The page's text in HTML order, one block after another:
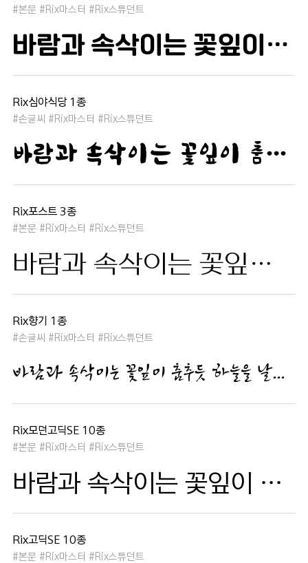
#본문 #Rix마스터 #Rix스튜던트
바람과 속삭이는 꽃잎이 춤추듯 하늘을 날아 새처럼 꿈은 자유롭고 별빛처럼 빛나 새벽의 고요함 속에서 겨울 눈처럼 순수한 열정은 봄을 부른다
Rix심야식당 1종
#손글씨 #Rix마스터 #Rix스튜던트
바람과 속삭이는 꽃잎이 춤추듯 하늘을 날아 새처럼 꿈은 자유롭고 별빛처럼 빛나 새벽의 고요함 속에서 겨울 눈처럼 순수한 열정은 봄을 부른다
Rix포스트 3종
#본문 #Rix마스터 #Rix스튜던트
바람과 속삭이는 꽃잎이 춤추듯 하늘을 날아 새처럼 꿈은 자유롭고 별빛처럼 빛나 새벽의 고요함 속에서 겨울 눈처럼 순수한 열정은 봄을 부른다
Rix향기 1종
#손글씨 #Rix마스터 #Rix스튜던트
바람과 속삭이는 꽃잎이 춤추듯 하늘을 날아 새처럼 꿈은 자유롭고 별빛처럼 빛나 새벽의 고요함 속에서 겨울 눈처럼 순수한 열정은 봄을 부른다
Rix모던고딕SE 10종
#본문 #Rix마스터 #Rix스튜던트
바람과 속삭이는 꽃잎이 춤추듯 하늘을 날아 새처럼 꿈은 자유롭고 별빛처럼 빛나 새벽의 고요함 속에서 겨울 눈처럼 순수한 열정은 봄을 부른다
Rix고딕SE 10종
#본문 #Rix마스터 #Rix스튜던트